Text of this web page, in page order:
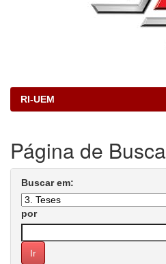
RI-UEM
Página de Busca
Buscar em:
por